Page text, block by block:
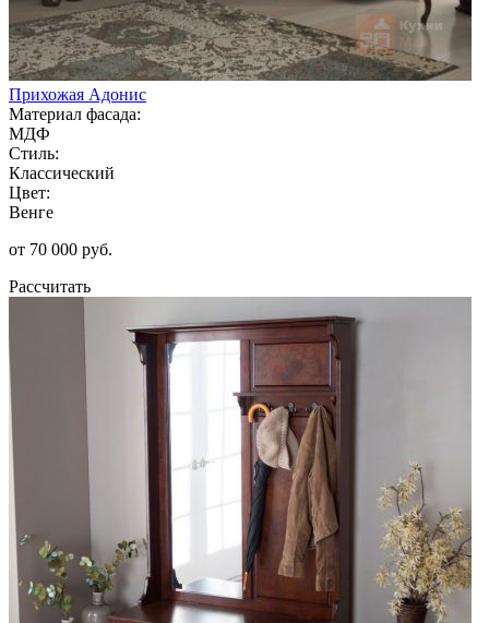
Прихожая Адонис
Материал фасада:
МДФ
Стиль:
Классический
Цвет:
Венге
от 70 000 руб.
Рассчитать